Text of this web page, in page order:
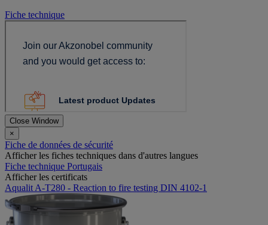
Fiche technique
Close Window
×
Fiche de données de sécurité
Afficher les fiches techniques dans d'autres langues
Fiche technique Portugais
Afficher les certificats
Aqualit A-T280 - Reaction to fire testing DIN 4102-1